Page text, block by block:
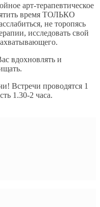
арт-терапевтическое
время ТОЛЬКО
не торопясь
исследовать свой
вдохновлять и
Встречи проводятся 1
1.30-2 часа.